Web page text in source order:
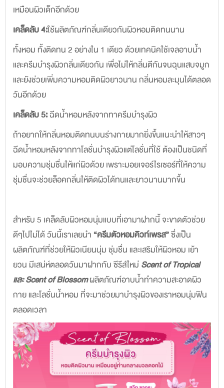
เหมือนผิวเด็กอีกด้วย
เคล็ดลับ 4:ใช้ผลิตภัณฑ์กลิ่นเดียวกันผิวหอมติดทนนาน
ทั้งหอม ทั้งติดทน 2 อย่างใน 1 เดียว ด้วยเทคนิคใช้เจลอาบน้ำ
และครีมบำรุงผิวกลิ่นเดียวกัน เพื่อไม่ให้กลิ่นตีกันจนฉุนแสบจมูก
และยังช่วยเพิ่มความหอมติดผิวยาวนาน กลิ่นหอมละมุนได้ตลอด
วันอีกด้วย
เคล็ดลับ 5:ฉีดน้ำหอมหลังจากทาครีมบำรุงผิว
ถ้าอยากให้กลิ่นหอมติดทนบนร่างกายมากยิ่งขึ้นแนะนำให้สาวๆ
ฉีดน้ำหอมหลังจากทาโลชั่นบำรุงผิวแต่โลชั่นที่ใช้ ต้องเป็นชนิดที่
มอบความชุ่มชื่นให้แก่ผิวด้วย เพราะมอยเจอร์ไรเซอร์ที่ให้ความ
ชุ่มชื่นจะช่วยล็อคกลิ่นให้ติดผิวได้ทนและยาวนานมากขึ้น
สำหรับ 5 เคล็ดลับผิวหอมนุ่มแบบที่เอามาฝากนี้ จะขาดตัวช่วย
ดีๆไปไม่ได้ วันนี้เราเลยนำ“ครีมตัวหอมคิวท์เพรส”ซึ่งเป็น
ผลิตภัณฑ์ที่ช่วยให้ผิวเนียนนุ่ม ชุ่มชื่น และเสริมให้ผิวหอม เย้า
ยวน มีเสน่ห์ตลอดวันมาฝากกับ ซีรีส์ใหม่ Scent of Tropical
และ Scent of Blossomผลิตภัณฑ์อาบน้ำทำความสะอาดผิว
กาย และโลชั่นน้ำหอม ที่จะมาช่วยมาบำรุงผิวของเราหอมนุ่มฟิน
ตลอดเวลา